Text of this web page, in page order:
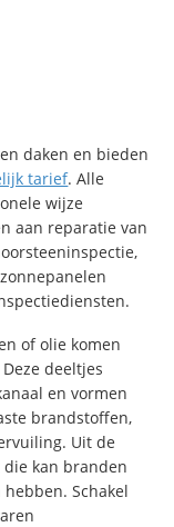
daken en bieden
tarief. Alle
wijze
aan reparatie van
of olie komen
deeltjes
en vormen
brandstoffen,
Uit de
die kan branden
Schakel